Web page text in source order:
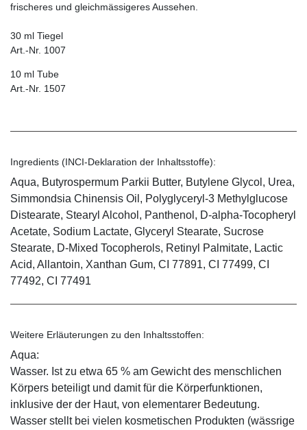
frischeres und gleichmässigeres Aussehen.
30 ml Tiegel
Art.-Nr. 1007
10 ml Tube
Art.-Nr. 1507
Ingredients (INCI-Deklaration der Inhaltsstoffe):
Aqua, Butyrospermum Parkii Butter, Butylene Glycol, Urea,
Simmondsia Chinensis Oil, Polyglyceryl-3 Methylglucose
Distearate, Stearyl Alcohol, Panthenol, D-alpha-Tocopheryl
Acetate, Sodium Lactate, Glyceryl Stearate, Sucrose
Stearate, D-Mixed Tocopherols, Retinyl Palmitate, Lactic
Acid, Allantoin, Xanthan Gum, CI 77891, CI 77499, CI
77492, CI 77491
Weitere Erläuterungen zu den Inhaltsstoffen:
Aqua:
Wasser. Ist zu etwa 65 % am Gewicht des menschlichen
Körpers beteiligt und damit für die Körperfunktionen,
inklusive der der Haut, von elementarer Bedeutung.
Wasser stellt bei vielen kosmetischen Produkten (wässrige